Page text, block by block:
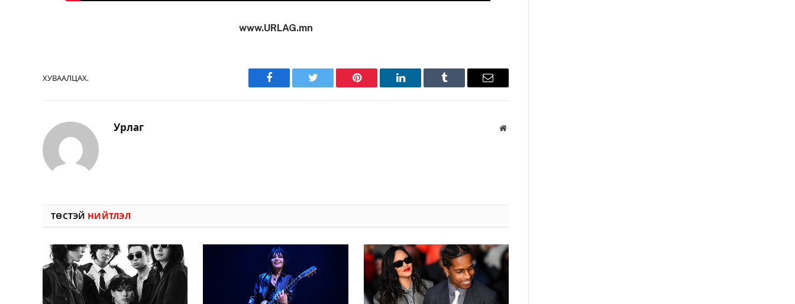
www.URLAG.mn
ХУВААЛЦАХ.
Facebook Twitter Pinterest LinkedIn Tumblr Имэйл
Урлаг Вэбсайт
ТӨСТЭЙ НИЙТЛЭЛ